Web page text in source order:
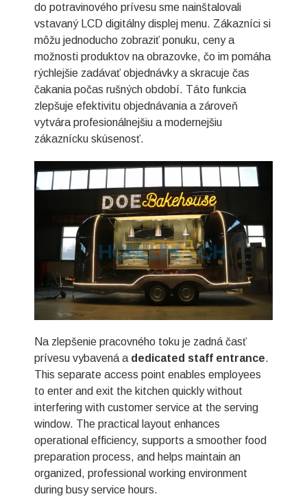
do potravinového prívesu sme nainštalovali
vstavaný LCD digitálny displej menu. Zákazníci si
môžu jednoducho zobraziť ponuku, ceny a
možnosti produktov na obrazovke, čo im pomáha
rýchlejšie zadávať objednávky a skracuje čas
čakania počas rušných období. Táto funkcia
zlepšuje efektivitu objednávania a zároveň
vytvára profesionálnejšiu a modernejšiu
zákaznícku skúsenosť.
Na zlepšenie pracovného toku je zadná časť
prívesu vybavená a dedicated staff entrance.
This separate access point enables employees
to enter and exit the kitchen quickly without
interfering with customer service at the serving
window. The practical layout enhances
operational efficiency, supports a smoother food
preparation process, and helps maintain an
organized, professional working environment
during busy service hours.